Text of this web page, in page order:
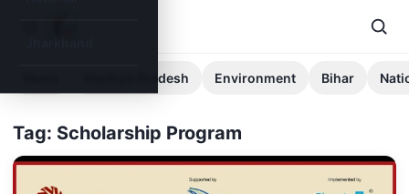
Madhya Pradesh Environment Bihar
Tag: Scholarship Program